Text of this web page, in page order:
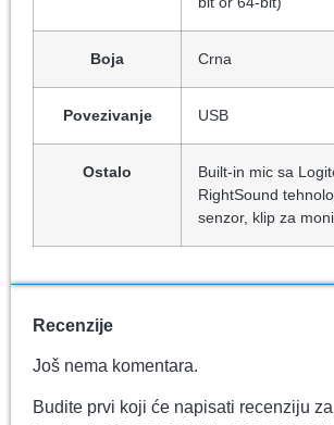
Boja Crna
Povezivanje USB
Ostalo
Built-in mic sa
RightSound
senzor, klip za
Recenzije
Još nema komentara.
Budite prvi koji će napisati recenziju za